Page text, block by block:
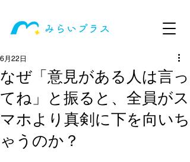
なぜ「意見がある人は言っ
てね」と振ると、全員がス
マホより真剣に下を向いち
ゃうのか？
6月22日